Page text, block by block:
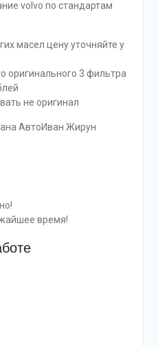
volvo по стандартам
масел цену уточняйте у
оригинального 3 фильтра
не оригинал
Иван Жирун
время!